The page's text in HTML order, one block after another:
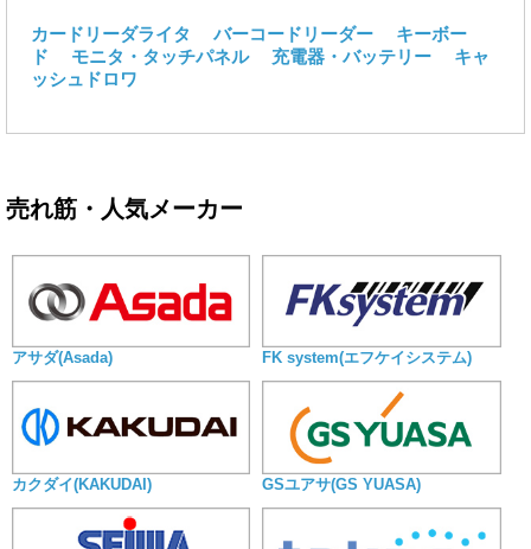
カードリーダライタ バーコードリーダー
キーボー
ド
モニタ・タッチパネル 充電器・バッテリー
キャ
ッシュドロワ
売れ筋・人気メーカー
アサダ(Asada) FK system(エフケイシステム)
カクダイ(KAKUDAI) GSユアサ(GS YUASA)